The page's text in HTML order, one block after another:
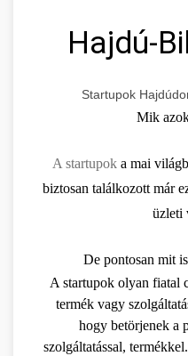
Hajdú-
Startupok
Mik
A startupok a mai
biztosan találkozott már
üzleti
De pontosan mit
A startupok olyan fiatal
termék vagy
hogy betörjenek a
szolgáltatással,